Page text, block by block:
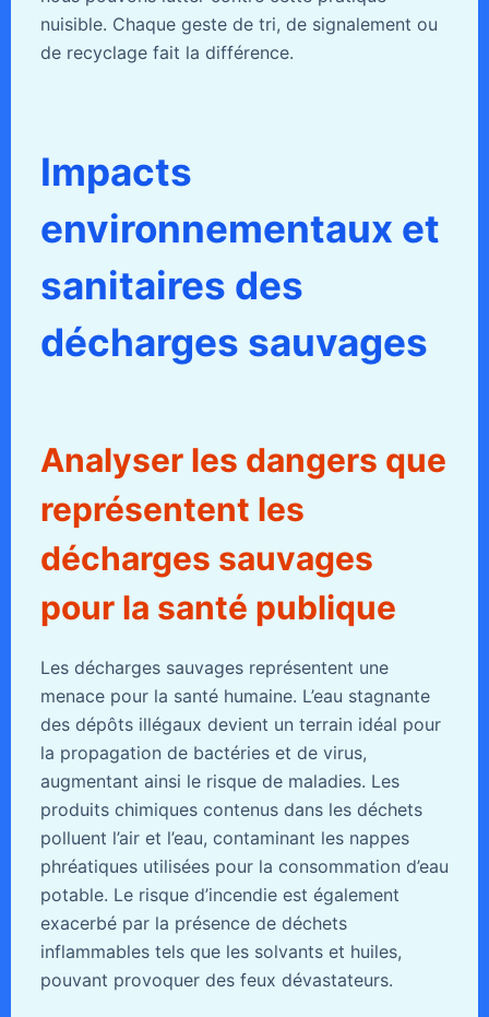
nuisible. Chaque geste de tri, de signalement ou
de recyclage fait la différence.
Impacts
environnementaux et
sanitaires des
décharges sauvages
Analyser les dangers que
représentent les
décharges sauvages
pour la santé publique
Les décharges sauvages représentent une
menace pour la santé humaine. L’eau stagnante
des dépôts illégaux devient un terrain idéal pour
la propagation de bactéries et de virus,
augmentant ainsi le risque de maladies. Les
produits chimiques contenus dans les déchets
polluent l’air et l’eau, contaminant les nappes
phréatiques utilisées pour la consommation d’eau
potable. Le risque d’incendie est également
exacerbé par la présence de déchets
inflammables tels que les solvants et huiles,
pouvant provoquer des feux dévastateurs.